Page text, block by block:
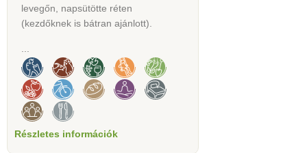
levegőn, napsütötte réten
(kezdőknek is bátran ajánlott).
Részletes információk